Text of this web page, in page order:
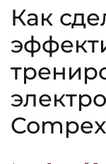
Как
Compex